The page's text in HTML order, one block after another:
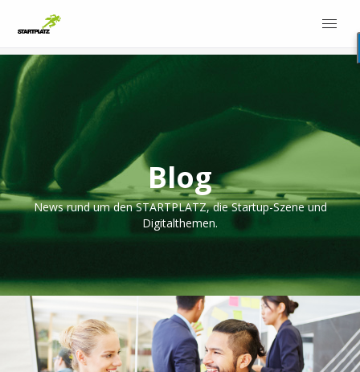
Blog
News rund um den STARTPLATZ, die Startup-Szene und
Digitalthemen.